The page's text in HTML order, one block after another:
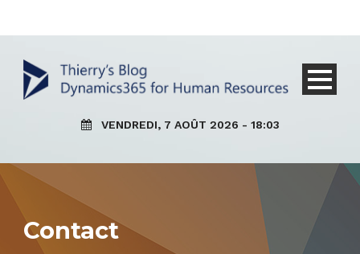
VENDREDI, 7 AOÛT 2026 - 18:03
Contact